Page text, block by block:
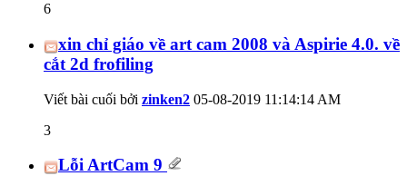
6
xin chỉ giáo về art cam 2008 và Aspirie 4.0. về
cắt 2d frofiling
Viết bài cuối bởi zinken2 05-08-2019 11:14:14 AM
3
Lỗi ArtCam 9